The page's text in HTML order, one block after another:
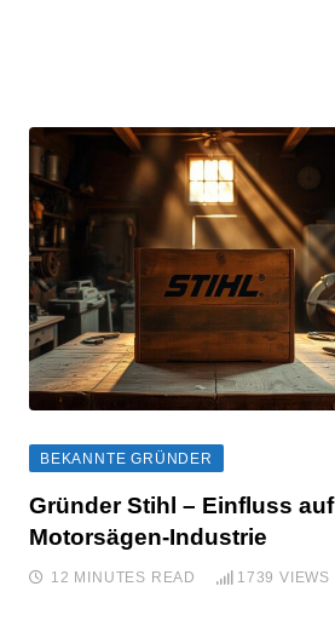
BEKANNTE GRÜNDER
Gründer Stihl – Einfluss auf
Motorsägen-Industrie
12 MINUTES READ 1739 VIEWS